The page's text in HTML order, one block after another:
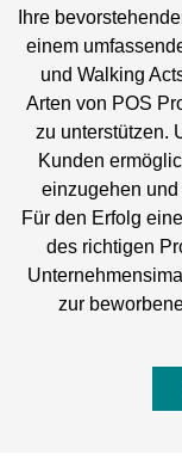
Ihre
einem
und Walking
Arten von POS
zu unterstützen.
Kunden
einzugehen
Für den Erfolg
des richtigen
zur